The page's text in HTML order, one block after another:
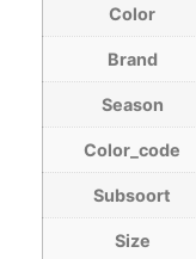
Color
Brand
Season
Color_code
Subsoort
Size